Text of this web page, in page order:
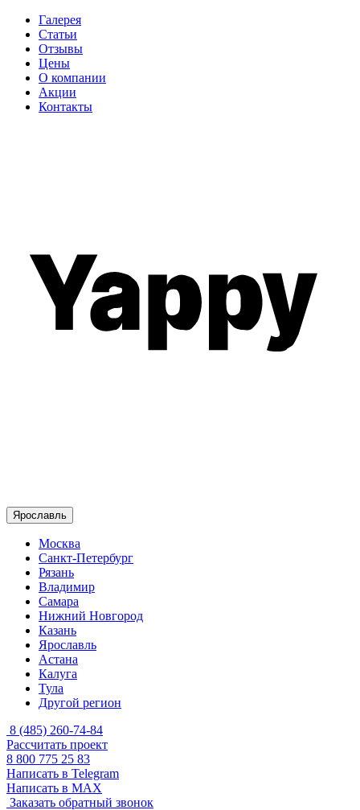
Галерея
Статьи
Отзывы
Цены
О компании
Акции
Контакты
Ярославль
Москва
Санкт-Петербург
Рязань
Владимир
Самара
Нижний Новгород
Казань
Ярославль
Астана
Калуга
Тула
Другой регион
8 (485) 260-74-84
Рассчитать проект
8 800 775 25 83
Написать в Telegram
Написать в MAX
Заказать обратный звонок